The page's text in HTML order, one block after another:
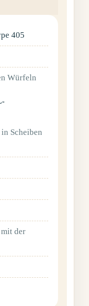
405
Würfeln
Scheiben
mit der